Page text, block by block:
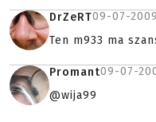
DrZeRT09-07-
Ten m933 ma
Promant09-07-
@wija99